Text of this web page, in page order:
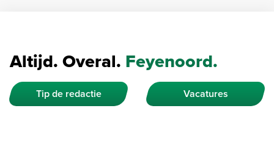
Altijd. Overal. Feyenoord.
Tip de redactie Vacatures